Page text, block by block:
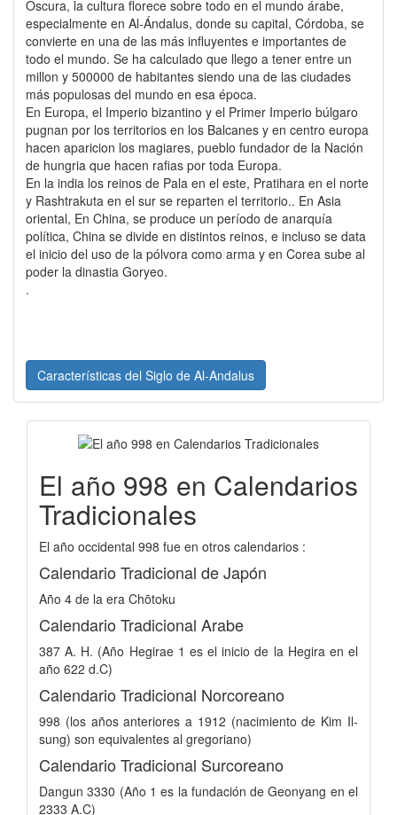
Oscura, la cultura florece sobre todo en el mundo árabe,
especialmente en Al-Ándalus, donde su capital, Córdoba, se
convierte en una de las más influyentes e importantes de
todo el mundo. Se ha calculado que llego a tener entre un
millon y 500000 de habitantes siendo una de las ciudades
más populosas del mundo en esa época.
En Europa, el Imperio bizantino y el Primer Imperio búlgaro
pugnan por los territorios en los Balcanes y en centro europa
hacen aparicion los magiares, pueblo fundador de la Nación
de hungria que hacen rafias por toda Europa.
En la india los reinos de Pala en el este, Pratihara en el norte
y Rashtrakuta en el sur se reparten el territorio.. En Asia
oriental, En China, se produce un período de anarquía
política, China se divide en distintos reinos, e incluso se data
el inicio del uso de la pólvora como arma y en Corea sube al
poder la dinastia Goryeo.
.
Características del Siglo de Al-Andalus
El año 998 en Calendarios
Tradicionales
El año occidental 998 fue en otros calendarios :
Calendario Tradicional de Japón
Año 4 de la era Chōtoku
Calendario Tradicional Arabe
387 A. H. (Año Hegirae 1 es el inicio de la Hegira en el
año 622 d.C)
Calendario Tradicional Norcoreano
998 (los años anteriores a 1912 (nacimiento de Kim Il-
sung) son equivalentes al gregoriano)
Calendario Tradicional Surcoreano
Dangun 3330 (Año 1 es la fundación de Geonyang en el
2333 A.C)